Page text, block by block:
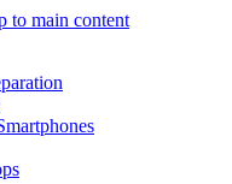
to main content